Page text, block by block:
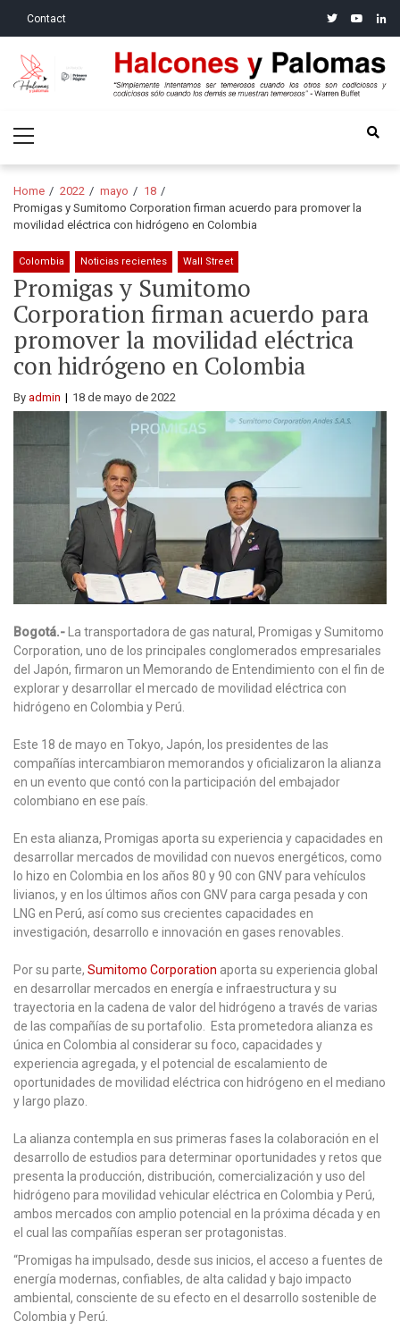
Contact twitteryoutube
Halcones y Palomas
Menu
Home 2022 mayo
18
Promigas y Sumitomo Corporation firman acuerdo para promover la
movilidad eléctrica con hidrógeno en Colombia
Colombia Noticias recientes Wall Street
Promigas y Sumitomo
Corporation firman acuerdo para
promover la movilidad eléctrica
con hidrógeno en Colombia
By admin 18 de mayo de 2022
Bogotá.-
La transportadora de gas natural, Promigas y Sumitomo
Corporation, uno de los principales conglomerados empresariales
del Japón, firmaron un Memorando de Entendimiento con el fin de
explorar y desarrollar el mercado de movilidad eléctrica con
hidrógeno en Colombia y Perú.
Este 18 de mayo en Tokyo, Japón, los presidentes de las
compañías intercambiaron memorandos y oficializaron la alianza
en un evento que contó con la participación del embajador
colombiano en ese país.
En esta alianza, Promigas aporta su experiencia y capacidades en
desarrollar mercados de movilidad con nuevos energéticos, como
lo hizo en Colombia en los años 80 y 90 con GNV para vehículos
livianos, y en los últimos años con GNV para carga pesada y con
LNG en Perú, así como sus crecientes capacidades en
investigación, desarrollo e innovación en gases renovables.
Por su parte, Sumitomo Corporation aporta su experiencia global
en desarrollar mercados en energía e infraestructura y su
trayectoria en la cadena de valor del hidrógeno a través de varias
de las compañías de su portafolio. Esta prometedora alianza es
única en Colombia al considerar su foco, capacidades y
experiencia agregada, y el potencial de escalamiento de
oportunidades de movilidad eléctrica con hidrógeno en el mediano
y largo plazo.
La alianza contempla en sus primeras fases la colaboración en el
desarrollo de estudios para determinar oportunidades y retos que
presenta la producción, distribución, comercialización y uso del
hidrógeno para movilidad vehicular eléctrica en Colombia y Perú,
ambos mercados con amplio potencial en la próxima década y en
el cual las compañías esperan ser protagonistas.
“Promigas ha impulsado, desde sus inicios, el acceso a fuentes de
energía modernas, confiables, de alta calidad y bajo impacto
ambiental, consciente de su efecto en el desarrollo sostenible de
Colombia y Perú.